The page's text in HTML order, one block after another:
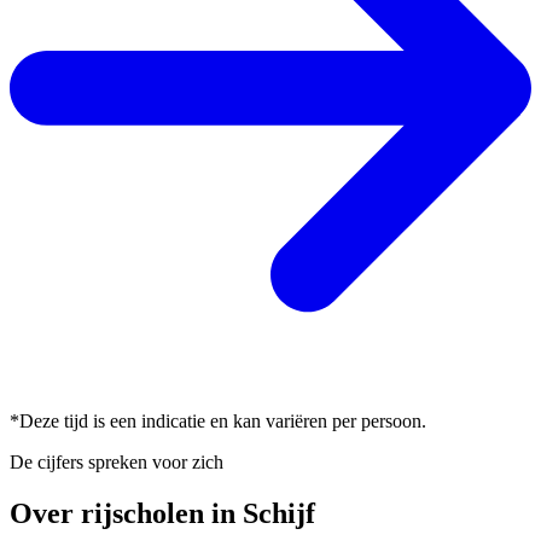
*Deze tijd is een indicatie en kan variëren per persoon.
De cijfers spreken voor zich
Over rijscholen in Schijf